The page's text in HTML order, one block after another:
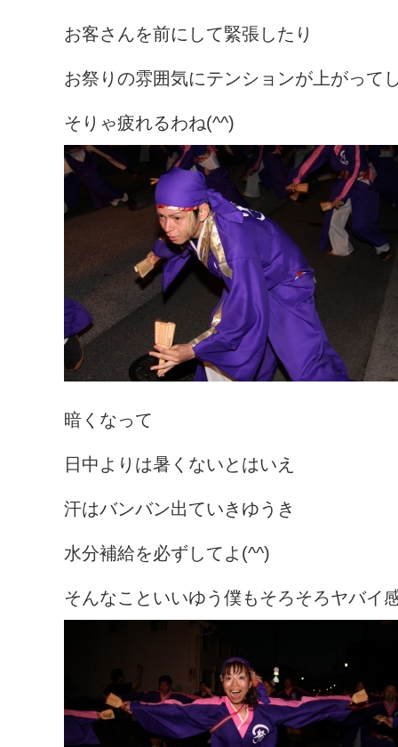
お客さんを前にして緊張したり
お祭りの雰囲気にテンションが上がって
そりゃ疲れるわね(^^)
暗くなって
日中よりは暑くないとはいえ
汗はバンバン出ていきゆうき
水分補給を必ずしてよ(^^)
そんなこといいゆう僕もそろそろヤバイ